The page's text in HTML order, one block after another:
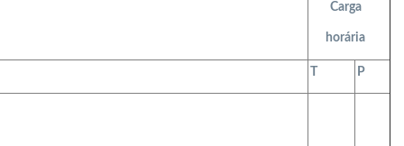
Carga
horária
P